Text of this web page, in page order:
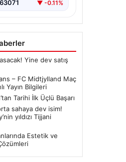
▼ -0.11%
Yine dev satış
– FC Midtjylland Maç
Yayın Bilgileri
Tarihi İlk Üçlü Başarı
sahaya dev isim!
yıldızı Tijjani
Estetik ve